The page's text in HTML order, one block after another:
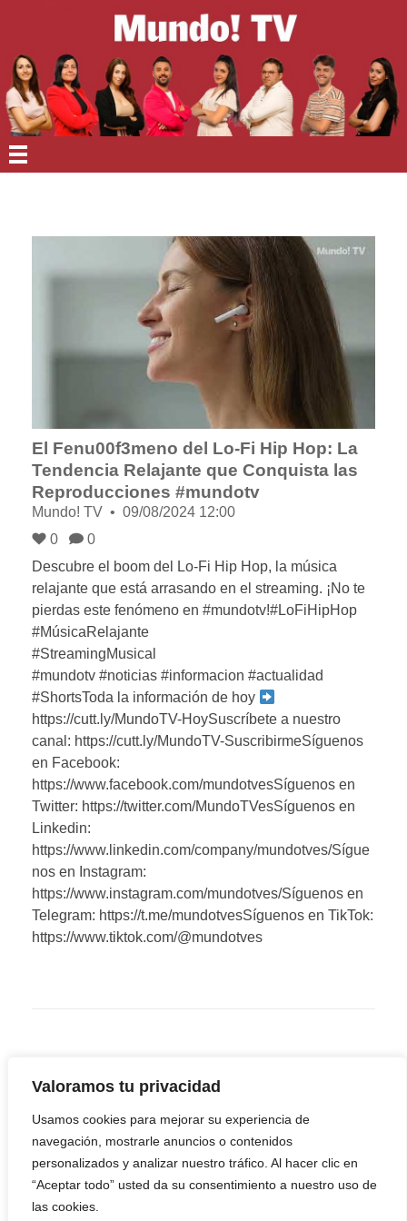
Valoramos tu privacidad
Usamos cookies para mejorar su experiencia de
navegación, mostrarle anuncios o contenidos
personalizados y analizar nuestro tráfico. Al hacer clic en
“Aceptar todo” usted da su consentimiento a nuestro uso de
las cookies.
El Fenu00f3meno del Lo-Fi Hip Hop: La
Tendencia Relajante que Conquista las
Reproducciones #mundotv
Mundo! TV
09/08/2024 12:00
0
0
Descubre el boom del Lo-Fi Hip Hop, la música
relajante que está arrasando en el streaming. ¡No te
pierdas este fenómeno en #mundotv!#LoFiHipHop
#MúsicaRelajante
#StreamingMusical
#mundotv #noticias #informacion #actualidad
#ShortsToda la información de hoy
https://cutt.ly/MundoTV-HoySuscríbete a nuestro
canal: https://cutt.ly/MundoTV-SuscribirmeSíguenos
en Facebook:
https://www.facebook.com/mundotvesSíguenos en
Twitter: https://twitter.com/MundoTVesSíguenos en
Linkedin:
https://www.linkedin.com/company/mundotves/Sígue
nos en Instagram:
https://www.instagram.com/mundotves/Síguenos en
Telegram: https://t.me/mundotvesSíguenos en TikTok:
https://www.tiktok.com/@mundotves